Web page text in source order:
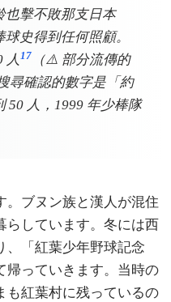
也擊不敗那支日本
史得到任何照顧。
人 17
（⚠️ 部分流傳的
尋確認的數字是「約
50 人，1999 年少棒隊
。ブヌン族と漢人が混住
らしています。冬には西
、「紅葉少年野球記念
帰っていきます。当時の
も紅葉村に残っているの